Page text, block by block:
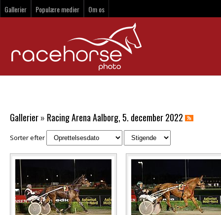
Gallerier Populære medier Om os
Gallerier» Racing Arena Aalborg, 5. december 2022
Sorter efter